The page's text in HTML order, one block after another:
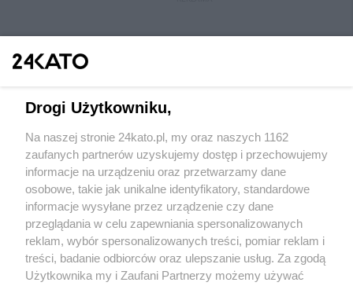
Wydawca mediów lokalnych
Nie zapomnij
zapoznać się z:
polityką prywatności regulamin korzystania z portali
Twojemiasto Skontakuj sięz nami
Drogi Użytkowniku,
Na naszej stronie 24kato.pl, my oraz naszych 1162
zaufanych partnerów uzyskujemy dostęp i przechowujemy
informacje na urządzeniu oraz przetwarzamy dane
osobowe, takie jak unikalne identyfikatory, standardowe
informacje wysyłane przez urządzenie czy dane
przeglądania w celu zapewniania spersonalizowanych
reklam, wybór spersonalizowanych treści, pomiar reklam i
treści, badanie odbiorców oraz ulepszanie usług. Za zgodą
Użytkownika my i Zaufani Partnerzy możemy używać